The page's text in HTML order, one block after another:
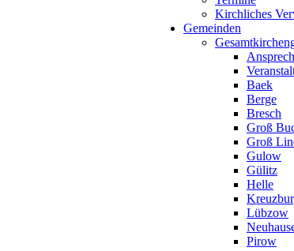
Kirchliches
Gemeinden
Baek
Berge
Bresch
Groß
Groß
Gulow
Gülitz
Helle
Lübzow
Pirow